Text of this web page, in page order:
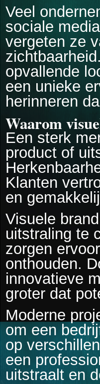
Veel
sociale
vergeten ze
opvallende
een unieke
herinneren
Waarom
Een sterk
product of
Klanten
en
Visuele
uitstraling te
zorgen
onthouden.
innovatieve
groter dat
Moderne
om een
op
een
uitstraalt en